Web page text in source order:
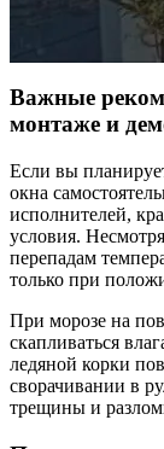
Важные
монтаже и
Если вы
окна
исполнителей,
условия.
перепадам
только при
При морозе на
скапливаться
ледяной корки
сворачивании в
трещины и